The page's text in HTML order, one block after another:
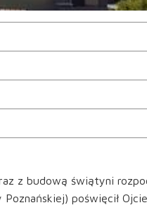
z budową świątyni
poświęcił